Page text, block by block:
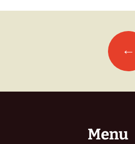
articles
←
Menu